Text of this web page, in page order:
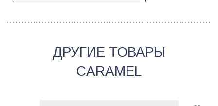
ДРУГИЕ ТОВАРЫ
CARAMEL